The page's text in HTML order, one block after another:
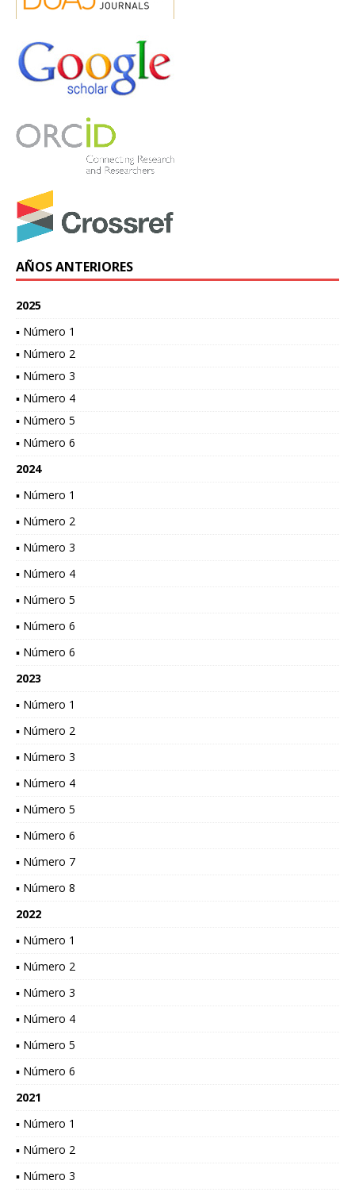
AÑOS ANTERIORES
2025
▪ Número 1
▪ Número 2
▪ Número 3
▪ Número 4
▪ Número 5
▪ Número 6
2024
▪ Número 1
▪ Número 2
▪ Número 3
▪ Número 4
▪ Número 5
▪ Número 6
▪ Número 6
2023
▪ Número 1
▪ Número 2
▪ Número 3
▪ Número 4
▪ Número 5
▪ Número 6
▪ Número 7
▪ Número 8
2022
▪ Número 1
▪ Número 2
▪ Número 3
▪ Número 4
▪ Número 5
▪ Número 6
2021
▪ Número 1
▪ Número 2
▪ Número 3